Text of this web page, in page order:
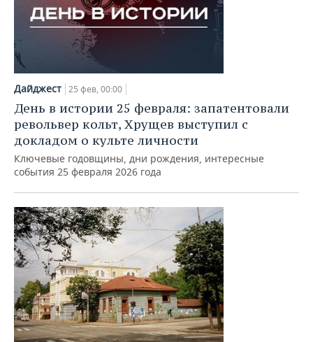
Дайджест 25 фев, 00:00
День в истории 25 февраля: запатентовали
револьвер кольт, Хрущев выступил с
докладом о культе личности
Ключевые годовщины, дни рождения, интересные
события 25 февраля 2026 года